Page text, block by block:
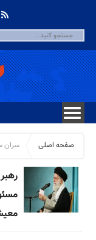
صفحه اصلی سران